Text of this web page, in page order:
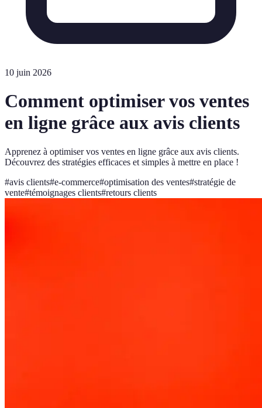
10 juin 2026
Comment optimiser vos ventes
en ligne grâce aux avis clients
Apprenez à optimiser vos ventes en ligne grâce aux avis clients.
Découvrez des stratégies efficaces et simples à mettre en place !
#avis clients#e-commerce#optimisation des ventes#stratégie de
vente#témoignages clients#retours clients